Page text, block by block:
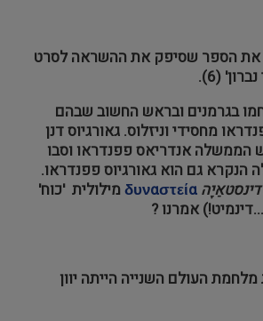
את הספר שסיפק את ההשראה לסרט
(6).
בגרמנים ובראש החשוב שבהם
מחסידי וניזלוס. גאורגיוס דנן
הממשלה אנדריאס פפנדראו וסבו
גם הוא גאורגיוס פפנדראו.
דינסטאֵיָה δυναστείαמילולית 'כוח'
אמרנו ?
העולם השנייה הייתה יוון